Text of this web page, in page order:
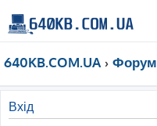
640KB.COM.UA Форум
Вхід